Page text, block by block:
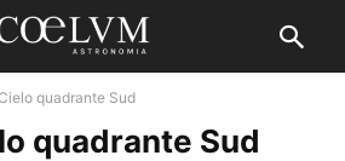
quadrante Sud
quadrante Sud